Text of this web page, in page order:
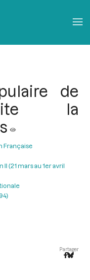
de
la
Française
II (21 mars au 1er avril
Partager